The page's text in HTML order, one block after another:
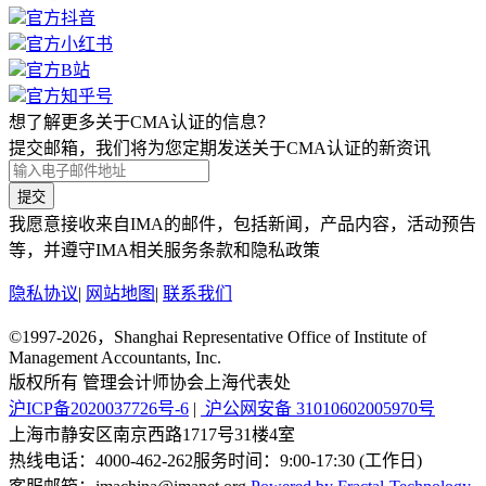
官方抖音
官方小红书
官方B站
官方知乎号
想了解更多关于CMA认证的信息？
提交邮箱，我们将为您定期发送关于CMA认证的新资讯
提交
我愿意接收来自IMA的邮件，包括新闻，产品内容，活动预告
等，并遵守IMA相关服务条款和隐私政策
隐私协议| 网站地图 | 联系我们
©1997-2026，Shanghai Representative Office of Institute of
Management Accountants, Inc.
版权所有 管理会计师协会上海代表处
沪ICP备2020037726号-6 | 沪公网安备 31010602005970号
上海市静安区南京西路1717号31楼4室
热线电话： 4000-462-262服务时间：9:00-17:30 (工作日)